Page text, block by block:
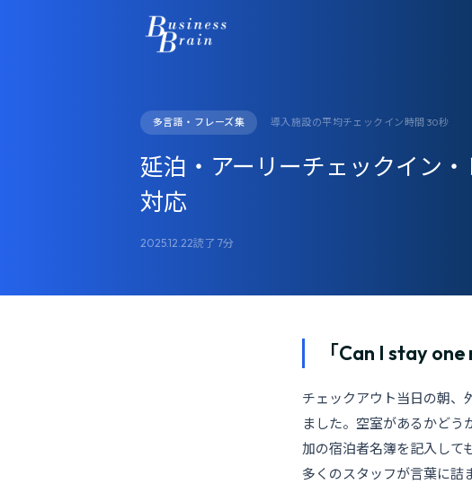
多言語・フレーズ集 導入施設の平均チェックイン時間 30秒
延泊・アーリーチェックイン
対応
2025.12.22読了 7分
「Can I stay
チェックアウト当日の朝、
ました。空室があるかどう
加の宿泊者名簿を記入して
多くのスタッフが言葉に詰